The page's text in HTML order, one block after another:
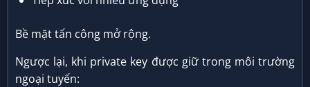
Bề mặt tấn công mở rộng.
Ngược lại, khi private key được giữ trong môi trường
ngoại tuyến: